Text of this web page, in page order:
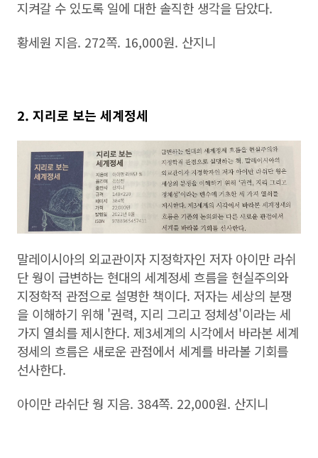
지켜갈 수 있도록 일에 대한 솔직한 생각을 담았다.
황세원 지음. 272쪽. 16,000원. 산지니
2. 지리로 보는 세계정세
말레이시아의 외교관이자 지정학자인 저자 아이만 라쉬
단 웡이 급변하는 현대의 세계정세 흐름을 현실주의와
지정학적 관점으로 설명한 책이다. 저자는 세상의 분쟁
을 이해하기 위해 '권력, 지리 그리고 정체성'이라는 세
가지 열쇠를 제시한다. 제3세계의 시각에서 바라본 세계
정세의 흐름은 새로운 관점에서 세계를 바라볼 기회를
선사한다.
아이만 라쉬단 웡 지음. 384쪽. 22,000원. 산지니